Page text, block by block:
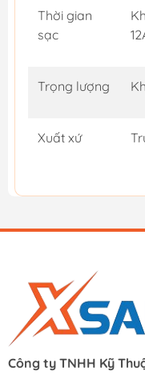
Thời gian
sạc
Trọng lượng
Xuất xứ
Công ty TNHH Kỹ